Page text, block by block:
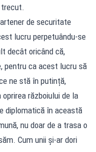
trecut.
de securitate
lucru perpetuându-se
decât oricând că,
pentru ca acest lucru să
ne stă în putință,
războiului de la
diplomatică în această
nu doar de a trasa o
Cum unii și-ar dori